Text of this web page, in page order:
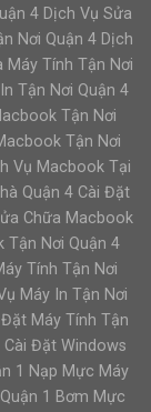
4 Dịch Vụ Sửa
Nơi Quận 4 Dịch
Máy Tính Tận Nơi
Tận Nơi Quận 4
Tận Nơi
Tận Nơi
Vụ Macbook Tại
Quận 4 Cài Đặt
Chữa Macbook
Tận Nơi Quận 4
Tính Tận Nơi
Máy In Tận Nơi
Máy Tính Tận
Cài Đặt Windows
1 Nạp Mực Máy
1 Bơm Mực